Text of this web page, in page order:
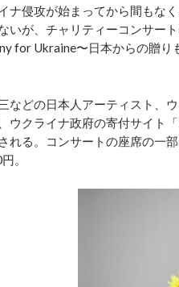
ナ侵攻が始まってから間もな
いが、チャリティーコンサー
for Ukraine〜⽇本からの贈
などの日本人アーティスト、
ウクライナ政府の寄付サイト
れる。コンサートの座席の一
。